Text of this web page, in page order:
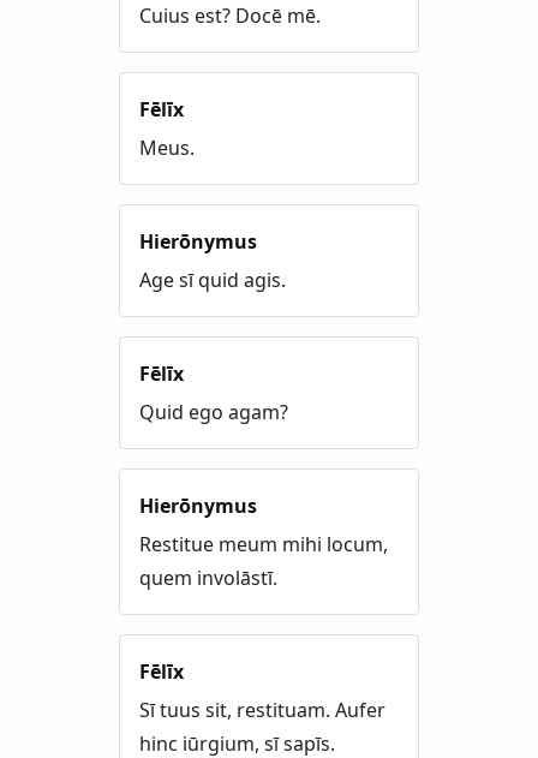
Cuius est? Docē mē.
Fēlīx
Meus.
Hierōnymus
Age sī quid agis.
Fēlīx
Quid ego agam?
Hierōnymus
Restitue meum mihi locum,
quem involāstī.
Fēlīx
Sī tuus sit, restituam. Aufer
hinc iūrgium, sī sapīs.